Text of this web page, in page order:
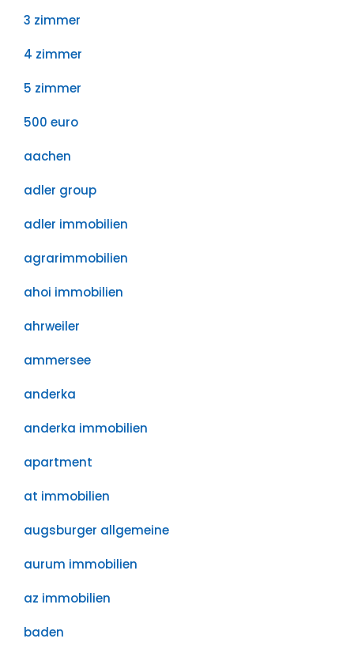
3 zimmer
4 zimmer
5 zimmer
500 euro
aachen
adler group
adler immobilien
agrarimmobilien
ahoi immobilien
ahrweiler
ammersee
anderka
anderka immobilien
apartment
at immobilien
augsburger allgemeine
aurum immobilien
az immobilien
baden